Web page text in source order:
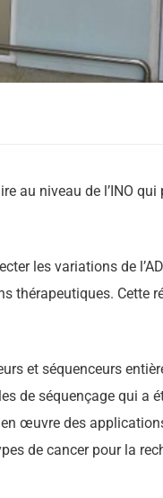
au niveau de l’INO qui
les variations de
thérapeutiques. Cette
et séquenceurs
de séquençage qui a
œuvre des
de cancer pour la